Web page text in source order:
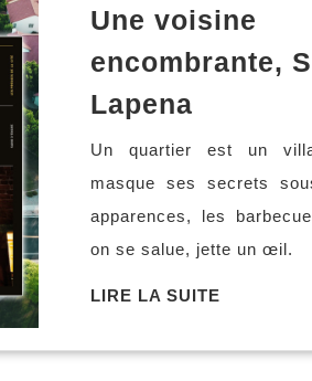
Une voisine
encombrante,
Lapena
Shari
Lapena
Un quartier est un
masque ses secrets
apparences, les
on se salue, jette un œil.
LIRE LA SUITE